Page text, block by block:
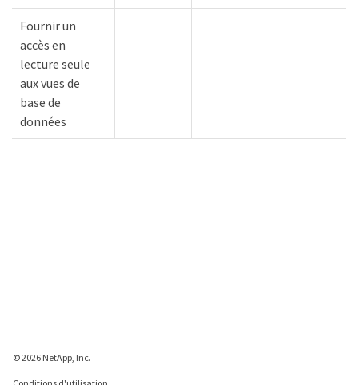
Fournir un
accès en
lecture seule
aux vues de
base de
données
© 2026 NetApp, Inc.